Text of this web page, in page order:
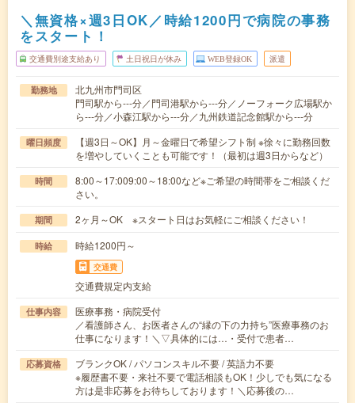
＼無資格×週3日OK／時給1200円で病院の事務
をスタート！
交通費別途支給あり 土日祝日が休み WEB登録OK 派遣
勤務地
北九州市門司区
門司駅から---分／門司港駅から---分／ノーフォーク広場駅か
ら---分／小森江駅から---分／九州鉄道記念館駅から---分
曜日頻度
【週3日～OK】月～金曜日で希望シフト制 ※徐々に勤務回数
を増やしていくことも可能です！（最初は週3日からなど）
時間
8:00～17:009:00～18:00など※ご希望の時間帯をご相談くだ
さい。
期間 2ヶ月～OK ※スタート日はお気軽にご相談ください！
時給 時給1200円～
交通費
交通費規定内支給
仕事内容
医療事務・病院受付
／看護師さん、お医者さんの“縁の下の力持ち”医療事務のお
仕事になります！＼▽具体的には…・受付で患者…
応募資格
ブランクOK / パソコンスキル不要 / 英語力不要
※履歴書不要・来社不要で電話相談もOK！少しでも気になる
方は是非応募をお待ちしております！＼応募後の…